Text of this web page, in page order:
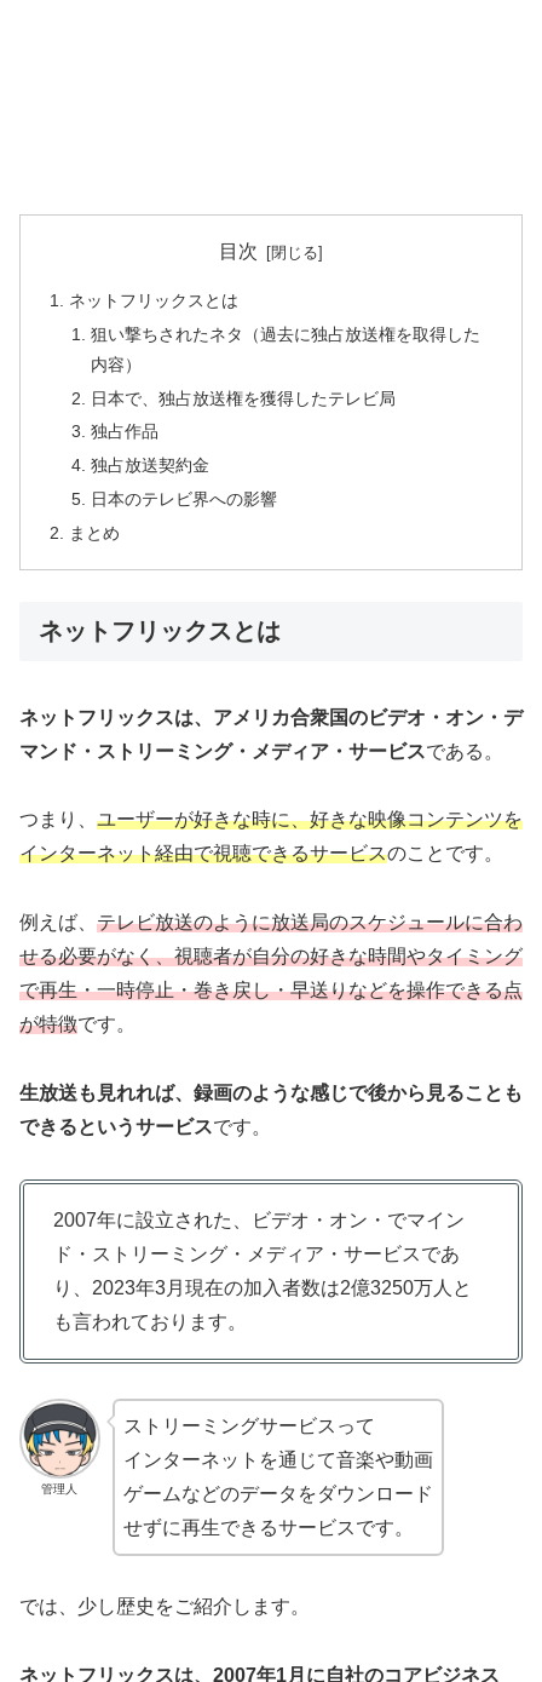
目次
ネットフリックスとは
狙い撃ちされたネタ（過去に独占放送権を取得した
内容）
日本で、独占放送権を獲得したテレビ局
独占作品
独占放送契約金
日本のテレビ界への影響
まとめ
ネットフリックスとは
ネットフリックスは、アメリカ合衆国のビデオ・オン・デ
マンド・ストリーミング・メディア・サービスである。
つまり、 ユーザーが好きな時に、好きな映像コンテンツを
インターネット経由で視聴できるサービスのことです。
例えば、 テレビ放送のように放送局のスケジュールに合わ
せる必要がなく、視聴者が自分の好きな時間やタイミング
で再生・一時停止・巻き戻し・早送りなどを操作できる点
が特徴です。
生放送も見れれば、録画のような感じで後から見ることも
できるというサービスです。
2007年に設立された、ビデオ・オン・でマイン
ド・ストリーミング・メディア・サービスであ
り、2023年3月現在の加入者数は2億3250万人と
も言われております。
管理人
ストリーミングサービスって
インターネットを通じて音楽や動画
ゲームなどのデータをダウンロード
せずに再生できるサービスです。
では、少し歴史をご紹介します。
ネットフリックスは、2007年1月に自社のコアビジネス